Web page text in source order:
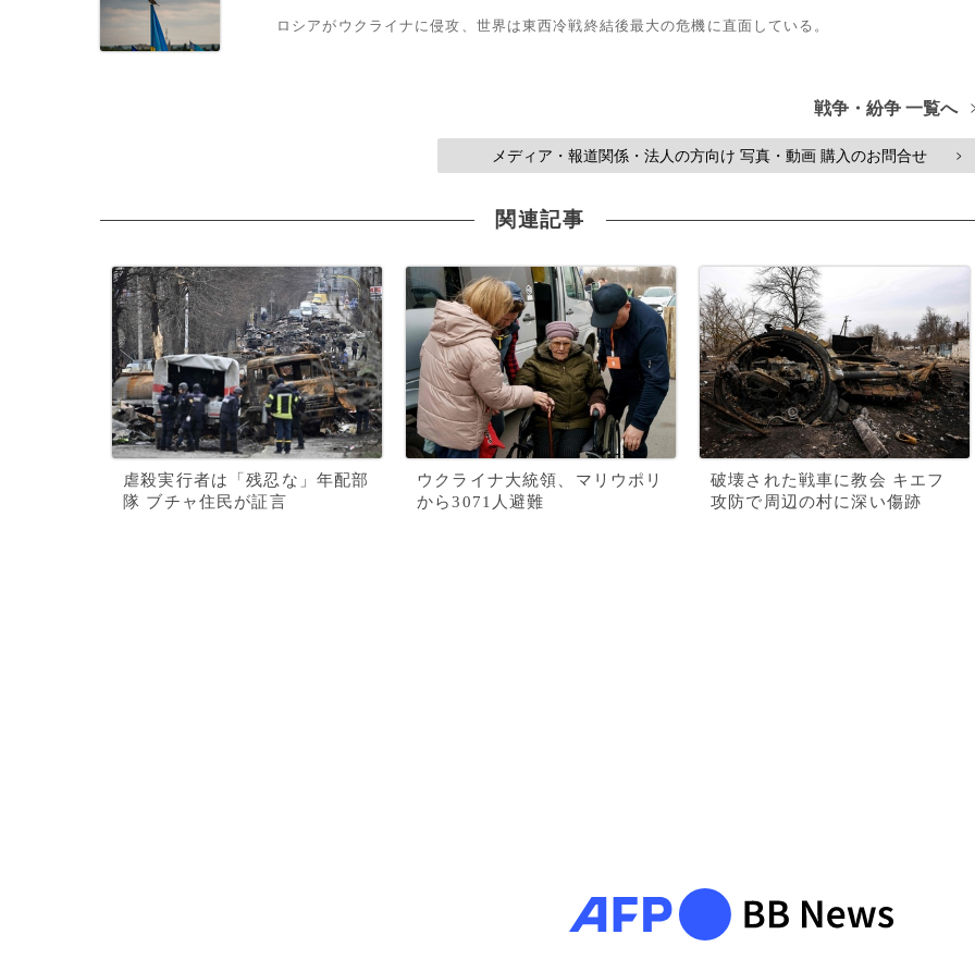
ロシアがウクライナに侵攻、世界は東西冷戦終結後最大の危機に直面している。
戦争・紛争 一覧へ
メディア・報道関係・法人の方向け 写真・動画 購入のお問合せ >
関連記事
虐殺実行者は「残忍な」年配部
隊 ブチャ住民が証言
ウクライナ大統領、マリウポリ
から3071人避難
破壊された戦車に教会 キエフ
攻防で周辺の村に深い傷跡